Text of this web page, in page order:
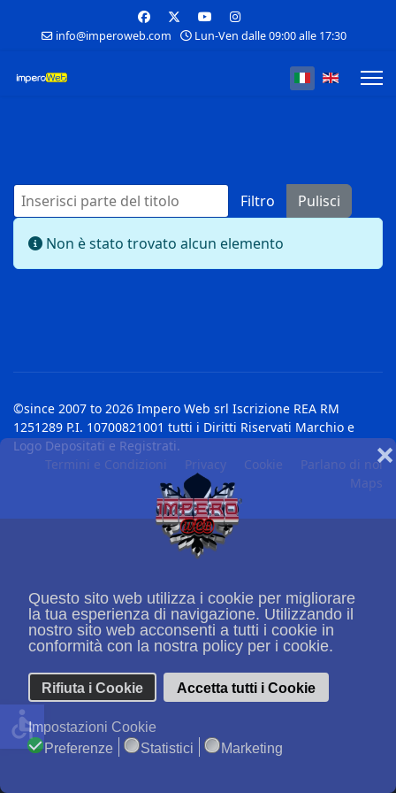
Questo sito web utilizza i cookie per migliorare
la tua esperienza di navigazione. Utilizzando il
nostro sito web acconsenti a tutti i cookie in
conformità con la nostra policy per i cookie.
Rifiuta i Cookie Accetta tutti i Cookie
❌
Impostazioni Cookie
Preferenze
Statistici Marketing
info@imperoweb.com Lun-Ven dalle 09:00 alle 17:30
Seleziona la
Inserisci parte del titolo Filtro
Pulisci
Visualizza #
Info
Non è stato trovato alcun elemento
©since 2007 to 2026 Impero Web srl Iscrizione REA RM
1251289 P.I. 10700821001 tutti i Diritti Riservati Marchio e
Logo Depositati e Registrati.
Termini e Condizioni
Privacy Cookie
Parlano di noi
Maps
accessible